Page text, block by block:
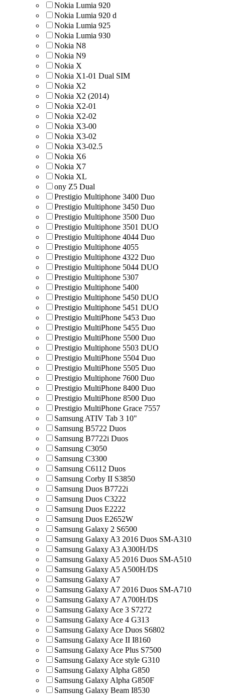
Nokia Lumia 920
Nokia Lumia 920 d
Nokia Lumia 925
Nokia Lumia 930
Nokia N8
Nokia N9
Nokia X
Nokia X1-01 Dual SIM
Nokia X2
Nokia X2 (2014)
Nokia X2-01
Nokia X2-02
Nokia X3-00
Nokia X3-02
Nokia X3-02.5
Nokia X6
Nokia X7
Nokia XL
ony Z5 Dual
Prestigio Multiphone 3400 Duo
Prestigio Multiphone 3450 Duo
Prestigio Multiphone 3500 Duo
Prestigio Multiphone 3501 DUO
Prestigio Multiphone 4044 Duo
Prestigio Multiphone 4055
Prestigio Multiphone 4322 Duo
Prestigio Multiphone 5044 DUO
Prestigio Multiphone 5307
Prestigio Multiphone 5400
Prestigio Multiphone 5450 DUO
Prestigio Multiphone 5451 DUO
Prestigio MultiPhone 5453 Duo
Prestigio MultiPhone 5455 Duo
Prestigio MultiPhone 5500 Duo
Prestigio Multiphone 5503 DUO
Prestigio MultiPhone 5504 Duo
Prestigio MultiPhone 5505 Duo
Prestigio Multiphone 7600 Duo
Prestigio MultiPhone 8400 Duo
Prestigio MultiPhone 8500 Duo
Prestigio MultiPhone Grace 7557
Samsung ATIV Tab 3 10"
Samsung B5722 Duos
Samsung B7722i Duos
Samsung C3050
Samsung C3300
Samsung C6112 Duos
Samsung Corby II S3850
Samsung Duos B7722i
Samsung Duos C3222
Samsung Duos E2222
Samsung Duos E2652W
Samsung Galaxy 2 S6500
Samsung Galaxy A3 2016 Duos SM-A310
Samsung Galaxy A3 A300H/DS
Samsung Galaxy A5 2016 Duos SM-A510
Samsung Galaxy A5 A500H/DS
Samsung Galaxy A7
Samsung Galaxy A7 2016 Duos SM-A710
Samsung Galaxy A7 A700H/DS
Samsung Galaxy Ace 3 S7272
Samsung Galaxy Ace 4 G313
Samsung Galaxy Ace Duos S6802
Samsung Galaxy Ace II I8160
Samsung Galaxy Ace Plus S7500
Samsung Galaxy Ace style G310
Samsung Galaxy Alpha G850
Samsung Galaxy Alpha G850F
Samsung Galaxy Beam I8530